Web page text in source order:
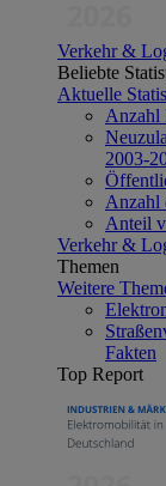
Verkehr &
Beliebte
Aktuelle
Anzahl
2003-
Anzahl
Anteil
Verkehr &
Themen
Weitere
Fakten
Top Report